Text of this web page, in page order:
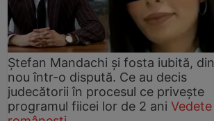
Ștefan Mandachi și fosta iubită, din
nou într-o dispută. Ce au decis
judecătorii în procesul ce privește
programul fiicei lor de 2 ani Vedete